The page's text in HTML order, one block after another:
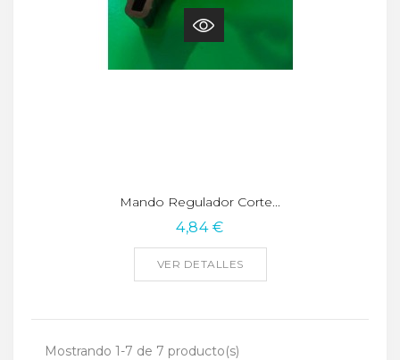
Mando Regulador Corte...
4,84 €
VER DETALLES
Mostrando 1-7 de 7 producto(s)